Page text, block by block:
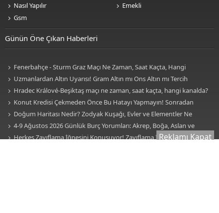
Nasıl Yapılır
Gsm
Emekli
Günün Öne Çıkan Haberleri
Fenerbahçe - Sturm Graz Maçı Ne Zaman, Saat Kaçta, Hangi
Kanalda? TV100 Şifresiz Canlı Maç İzle
Uzmanlardan Altın Uyarısı! Gram Altın mı Ons Altın mı Tercih
Edilmeli?
Hradec Králové-Beşiktaş maçı ne zaman, saat kaçta, hangi kanalda?
BJK Avrupa Ligi maçı şifresiz kanalda mı? Hradec Králové-Beşiktaş maçı
şifresiz, HD canlı yayın
Konut Kredisi Çekmeden Önce Bu Hatayı Yapmayın! Sonradan
Pişman Olabilirsiniz
Doğum Haritası Nedir? Zodyak Kuşağı, Evler ve Elementler Ne
Anlama Geliyor? İşte Burçlar, Evler ve Elementlerin Anlamı!
4-9 Ağustos 2026 Günlük Burç Yorumları: Akrep, Boğa, Aslan ve
Kova Burçları Hayatınızda Köklü Bir Değişiklik Olacak!
Herkes Zayıflama İğnesini Konuşuyor! Zayıflama İğnesiReklamı Kapat